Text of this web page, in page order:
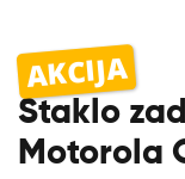
AKCIJA
Staklo
Motorola